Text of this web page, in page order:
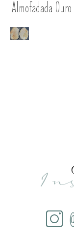
Almofadada